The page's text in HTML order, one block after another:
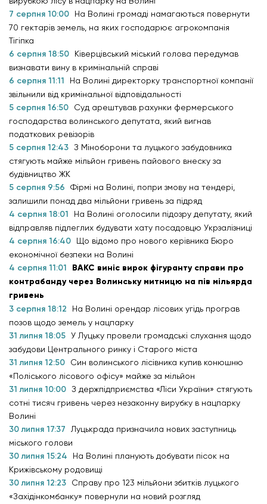
7 серпня 10:00
На Волині громаді намагаються повернути
70 гектарів земель, на яких господарює агрокомпанія
Тігіпка
6 серпня 18:50
Ківерцівський міський голова передумав
визнавати вину в кримінальній справі
6 серпня 11:11
На Волині директорку транспортної компанії
звільнили від кримінальної відповідальності
5 серпня 16:50
Суд арештував рахунки фермерського
господарства волинського депутата, який вигнав
податкових ревізорів
5 серпня 12:43 З Міноборони та луцького забудовника
стягують майже мільйон гривень пайового внеску за
будівництво ЖК
5 серпня 9:56
Фірмі на Волині, попри змову на тендері,
залишили понад два мільйони гривень за підряд
4 серпня 18:01
На Волині оголосили підозру депутату, який
відправляв підлеглих будувати хату посадовцю Укрзалізниці
4 серпня 16:40
Що відомо про нового керівника Бюро
економічної безпеки на Волині
4 серпня 11:01
ВАКС виніс вирок фігуранту справи про
контрабанду через Волинську митницю на пів мільярда
гривень
3 серпня 18:12
На Волині орендар лісових угідь програв
позов щодо земель у нацпарку
31 липня 18:05 У Луцьку провели громадські слухання щодо
забудови Центрального ринку і Старого міста
31 липня 12:50
Син волинського лісівника купив конюшню
«Поліського лісового офісу» майже за мільйон
31 липня 10:00 З держпідприємства «Ліси України» стягують
сотні тисяч гривень через незаконну вирубку в нацпарку
Волині
30 липня 17:37
Луцькрада призначила нових заступниць
міського голови
30 липня 15:24
На Волині планують добувати пісок на
Крижівському родовищі
30 липня 12:23
Справу про 123 мільйони збитків луцького
«Західінкомбанку» повернули на новий розгляд